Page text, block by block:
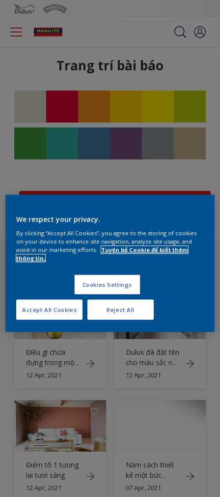
Trang trí bài báo
Các ý tưởng trang trí ngôi nhà của
Điều gì chứa
đựng trong một
lon sơn Dulux
12 Apr, 2021
Dulux đã đặt tên
cho màu sắc như
thế nào?
12 Apr, 2021
Điểm tô 1 tương
lai tươi sáng
12 Apr, 2021
Năm cách thiết
kế một bức
tường chủ đạo
07 Apr, 2021
We respect your privacy.
By clicking “Accept All Cookies”, you agree to the storing of cookies
on your device to enhance site navigation, analyze site usage, and
assist in our marketing efforts. Tuyên bố Cookie để biết thêm
thông tin.
Cookies Settings
Reject All
Accept All Cookies